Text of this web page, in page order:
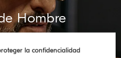
Hombre
audaz
la confidencialidad